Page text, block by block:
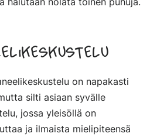
on napakasti
silti asiaan syvälle
jossa yleisöllä on
ja ilmaista mielipiteensä